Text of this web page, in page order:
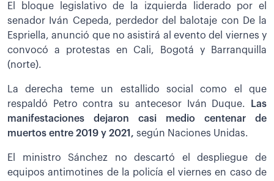
El bloque legislativo de la izquierda liderado por el
senador Iván Cepeda, perdedor del balotaje con De la
Espriella, anunció que no asistirá al evento del viernes y
convocó a protestas en Cali, Bogotá y Barranquilla
(norte).
La derecha teme un estallido social como el que
respaldó Petro contra su antecesor Iván Duque.
Las
manifestaciones dejaron casi medio centenar de
muertos entre 2019 y 2021, según Naciones Unidas.
El ministro Sánchez no descartó el despliegue de
equipos antimotines de la policía el viernes en caso de